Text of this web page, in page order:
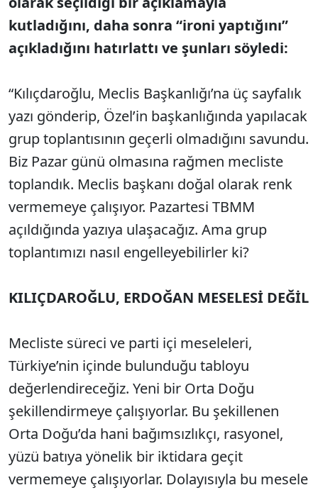
kutladığını, daha sonra “ironi yaptığını”
açıkladığını hatırlattı ve şunları söyledi:
“Kılıçdaroğlu, Meclis Başkanlığı’na üç sayfalık
yazı gönderip, Özel’in başkanlığında yapılacak
grup toplantısının geçerli olmadığını savundu.
Biz Pazar günü olmasına rağmen mecliste
toplandık. Meclis başkanı doğal olarak renk
vermemeye çalışıyor. Pazartesi TBMM
açıldığında yazıya ulaşacağız. Ama grup
toplantımızı nasıl engelleyebilirler ki?
KILIÇDAROĞLU, ERDOĞAN MESELESİ DEĞİL
Mecliste süreci ve parti içi meseleleri,
Türkiye’nin içinde bulunduğu tabloyu
değerlendireceğiz. Yeni bir Orta Doğu
şekillendirmeye çalışıyorlar. Bu şekillenen
Orta Doğu’da hani bağımsızlıkçı, rasyonel,
yüzü batıya yönelik bir iktidara geçit
vermemeye çalışıyorlar. Dolayısıyla bu mesele